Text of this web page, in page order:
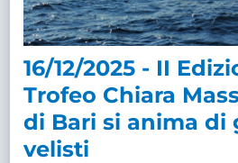
16/12/2025 - II
Trofeo Chiara
di Bari si anima di
velisti